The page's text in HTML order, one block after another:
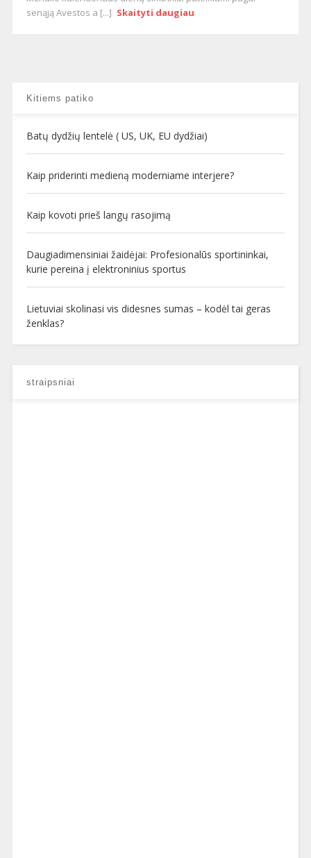
senąją Avestos a [...] Skaityti daugiau
Kitiems patiko
Batų dydžių lentelė ( US, UK, EU dydžiai)
Kaip priderinti medieną moderniame interjere?
Kaip kovoti prieš langų rasojimą
Daugiadimensiniai žaidėjai: Profesionalūs sportininkai,
kurie pereina į elektroninius sportus
Lietuviai skolinasi vis didesnes sumas – kodėl tai geras
ženklas?
straipsniai